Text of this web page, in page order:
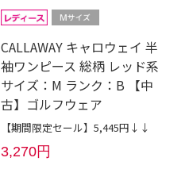
CALLAWAY キャロウェイ 半
袖ワンピース 総柄 レッド系
サイズ：M ランク：B 【中
古】ゴルフウェア
【期間限定セール】5,445円↓↓
3,270円